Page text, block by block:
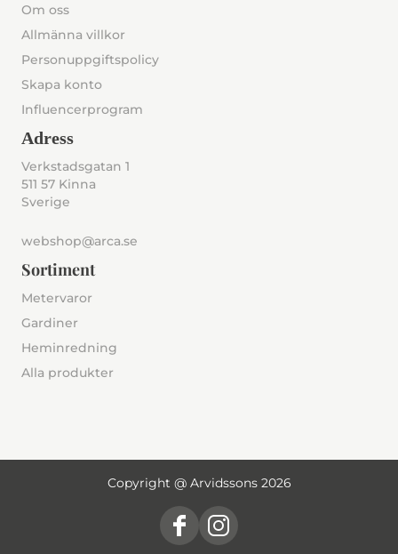
Om oss
Allmänna villkor
Personuppgiftspolicy
Skapa konto
Influencerprogram
Adress
Verkstadsgatan 1
511 57 Kinna
Sverige
webshop@arca.se
Sortiment
Metervaror
Gardiner
Heminredning
Alla produkter
Copyright @ Arvidssons 2026